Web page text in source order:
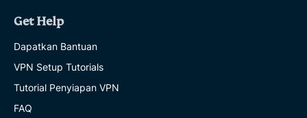
Get Help
Dapatkan Bantuan
VPN Setup Tutorials
Tutorial Penyiapan VPN
FAQ